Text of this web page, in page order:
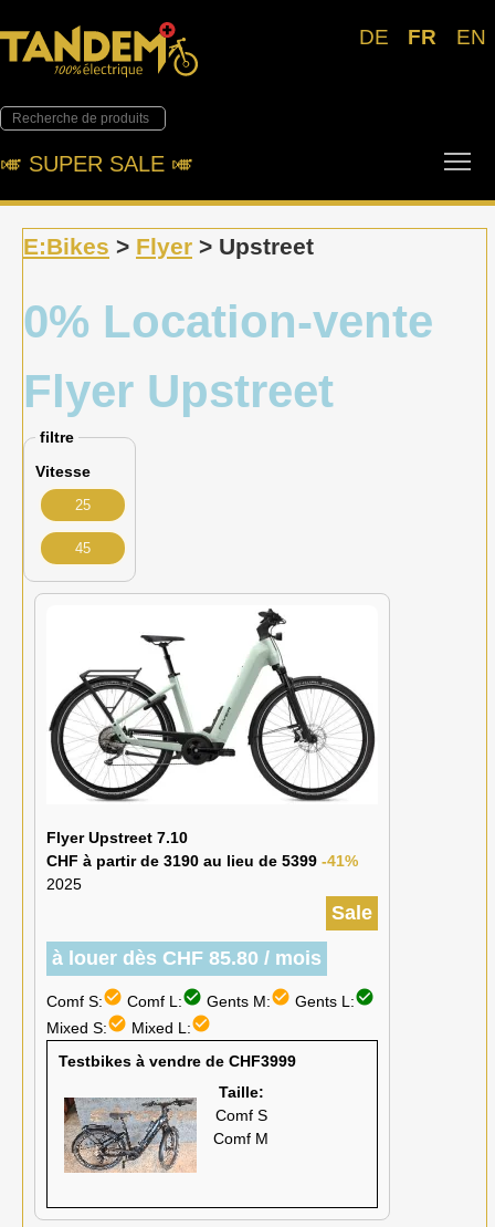
DE FR EN
🎺︎ SUPER SALE 🎺︎
E:Bikes > Flyer > Upstreet
0% Location-vente
Flyer Upstreet
filtre
Vitesse
25
45
Flyer Upstreet 7.10
CHF à partir de 3190 au lieu de 5399 -41%
2025
Sale
à louer dès CHF 85.80 / mois
Comf S:check_circle Comf L:check_circle Gents M:check_circle Gents L:check_circle
Mixed S:check_circle Mixed L:check_circle
Testbikes à vendre de CHF3999
Taille:
Comf S
Comf M